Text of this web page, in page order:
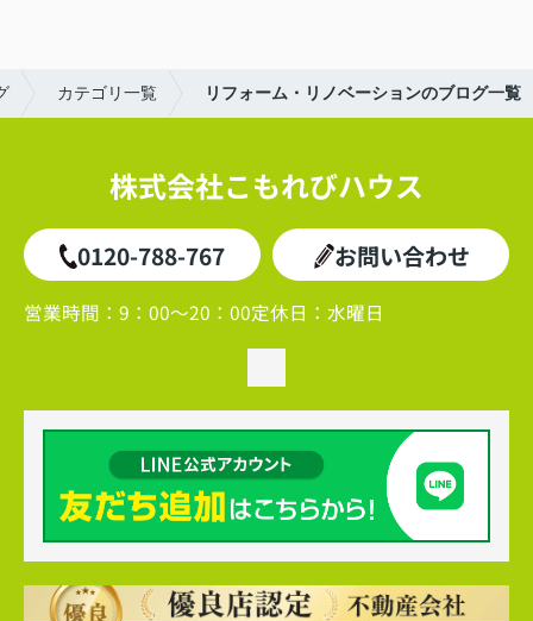
カテゴリ一覧 リフォーム・リノベーションのブログ一覧
株式会社こもれびハウス
0120-788-767 お問い合わせ
営業時間： 9：00～20：00定休日： 水曜日